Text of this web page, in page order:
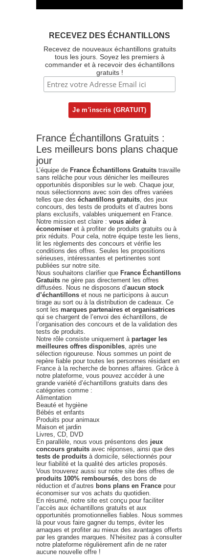
RECEVEZ DES ÉCHANTILLONS
Recevez de nouveaux échantillons gratuits
tous les jours. Soyez les premiers à
commander et à recevoir des échantillons
gratuits !
France Échantillons Gratuits :
Les meilleurs bons plans chaque
jour
L’équipe de France Échantillons Gratuits travaille
sans relâche pour vous dénicher les meilleures
opportunités disponibles sur le web. Chaque jour,
nous sélectionnons avec soin des offres variées
telles que des échantillons gratuits , des jeux
concours, des tests de produits et d’autres bons
plans exclusifs, valables uniquement en France.
Notre mission est claire : vous aider à
économiser et à profiter de produits gratuits ou à
prix réduits. Pour cela, notre équipe teste les liens,
lit les règlements des concours et vérifie les
conditions des offres. Seules les propositions
sérieuses, intéressantes et pertinentes sont
publiées sur notre site.
Nous souhaitons clarifier que France Échantillons
Gratuits ne gère pas directement les offres
diffusées. Nous ne disposons d’aucun stock
d’échantillons et nous ne participons à aucun
tirage au sort ou à la distribution de cadeaux. Ce
sont les marques partenaires et organisatrices
qui se chargent de l’envoi des échantillons, de
l’organisation des concours et de la validation des
tests de produits.
Notre rôle consiste uniquement à partager les
meilleures offres disponibles , après une
sélection rigoureuse. Nous sommes un point de
repère fiable pour toutes les personnes résidant en
France à la recherche de bonnes affaires. Grâce à
notre plateforme, vous pouvez accéder à une
grande variété d’échantillons gratuits dans des
catégories comme :
Alimentation
Beauté et hygiène
Bébés et enfants
Produits pour animaux
Maison et jardin
Livres, CD, DVD
En parallèle, nous vous présentons des jeux
concours gratuits avec réponses, ainsi que des
tests de produits à domicile, sélectionnés pour
leur fiabilité et la qualité des articles proposés.
Vous trouverez aussi sur notre site des offres de
produits 100% remboursés , des bons de
réduction et d’autres bons plans en France pour
économiser sur vos achats du quotidien.
En résumé, notre site est conçu pour faciliter
l’accès aux échantillons gratuits et aux
opportunités promotionnelles fiables. Nous sommes
là pour vous faire gagner du temps, éviter les
arnaques et profiter au mieux des avantages offerts
par les grandes marques. N’hésitez pas à consulter
notre plateforme régulièrement afin de ne rater
aucune nouvelle offre !